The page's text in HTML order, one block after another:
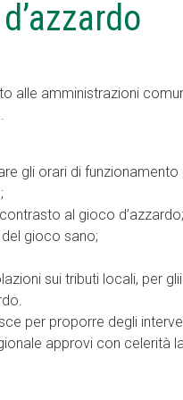
alle amministrazioni
gli orari di
al gioco d’azzardo;
gioco sano;
sui tributi locali, per
per proporre degli
approvi con celerità